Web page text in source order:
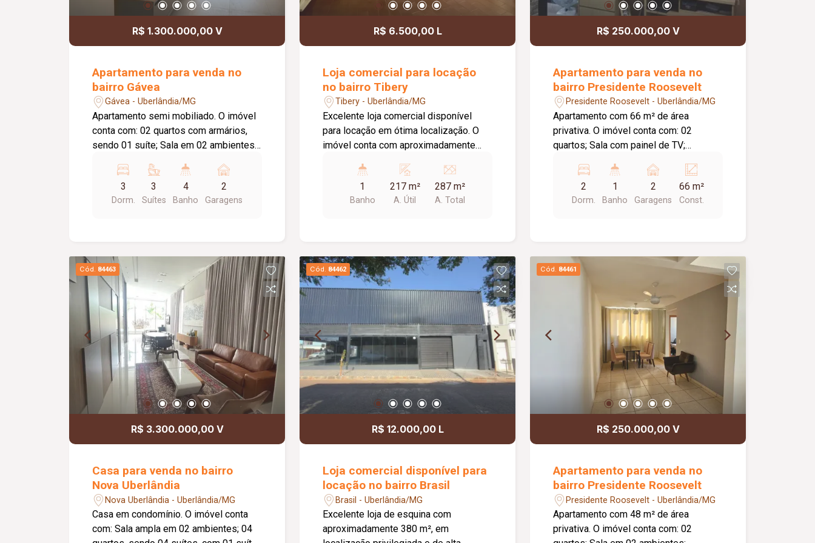
R$ 1.300.000,00 V
Apartamento para venda no
bairro Gávea
Gávea - Uberlândia/MG
Apartamento semi mobiliado. O imóvel
conta com: 02 quartos com armários,
sendo 01 suíte; Sala em 02 ambientes
em vidro; Banheiro social com box em
vidro e armário sob a pia; Cozinha com
armários sob a pia; Área de serviço; 01
TV; Geladeira; Fogão; Máquina de lavar;
Micro-ondas; 02 camas de solteiro;
Diferenciais: Permite república; Aceita
animais de estimação; Ambientes
funcionais, bem distribuídos e prontos
para morar. Informações
complementares: Condomínio
aproximado de R$ 440,00; Possui taxa
de mudança na entrada.
3
Dorm.
3
Suítes
4
Banho
2
Garagens
R$ 6.500,00 L
Loja comercial para locação
no bairro Tibery
Tibery - Uberlândia/MG
Excelente loja comercial disponível
para locação em ótima localização. O
imóvel conta com aproximadamente
térreo, portas de aço automatizadas,
cozinha, 01 banheiro, sistema de
refrigeração e mezanino com
atividades comerciais. O imóvel possui
ainda sistema de energia solar, cuja
utilização poderá ser negociada
conforme a atividade comercial
conhecer este imóvel de perto.
Estamos à disposição para atendê-lo!
1
Banho
217 m²
A. Útil
287 m²
A. Total
R$ 250.000,00 V
Apartamento para venda no
bairro Presidente Roosevelt
Presidente Roosevelt - Uberlândia/MG
Apartamento com 66 m² de área
privativa. O imóvel conta com: 02
quartos; Sala com painel de TV;
planejados; 02 vagas de garagem;
Diferenciais: Todos os ambientes com
armários planejados; Ar-condicionado
2
Dorm.
1
Banho
2
Garagens
66 m²
Const.
Cód. 84463
R$ 3.300.000,00 V
Casa para venda no bairro
Nova Uberlândia
Nova Uberlândia - Uberlândia/MG
Casa em condomínio. O imóvel conta
com: Sala ampla em 02 ambientes; 04
Cód. 84462
R$ 12.000,00 L
Loja comercial disponível para
locação no bairro Brasil
Brasil - Uberlândia/MG
Excelente loja de esquina com
aproximadamente 380 m², em
Cód. 84461
R$ 250.000,00 V
Apartamento para venda no
bairro Presidente Roosevelt
Presidente Roosevelt - Uberlândia/MG
Apartamento com 48 m² de área
privativa. O imóvel conta com: 02